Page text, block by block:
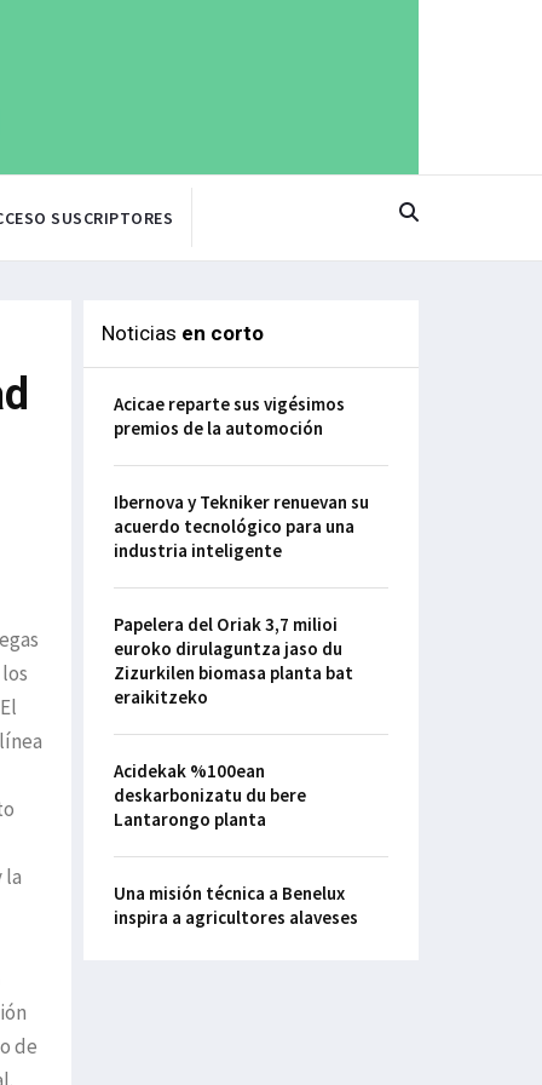
SUSCRIPTORES
la
de
Noticias en corto
Acicae reparte sus vigésimos
premios de la automoción
Ibernova y Tekniker renuevan su
acuerdo tecnológico para una
industria inteligente
Papelera del Oriak 3,7 milioi
euroko dirulaguntza jaso du
Zizurkilen biomasa planta bat
eraikitzeko
Acidekak %100ean
deskarbonizatu du bere
Lantarongo planta
Una misión técnica a Benelux
inspira a agricultores alaveses